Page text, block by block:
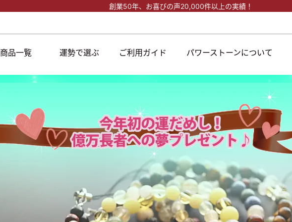
創業50年、 お喜びの声20,000件以上の実績！
商品一覧 運勢で選ぶ ご利用ガイド パワーストーンについて